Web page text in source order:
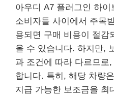
아우디 A7 플러그인 하
소비자들 사이에서 주목
용되면 구매 비용이 절감
올 수 있습니다. 하지만,
과 조건에 따라 다르므로
합니다. 특히, 해당 차량
지급 가능한 보조금을 최